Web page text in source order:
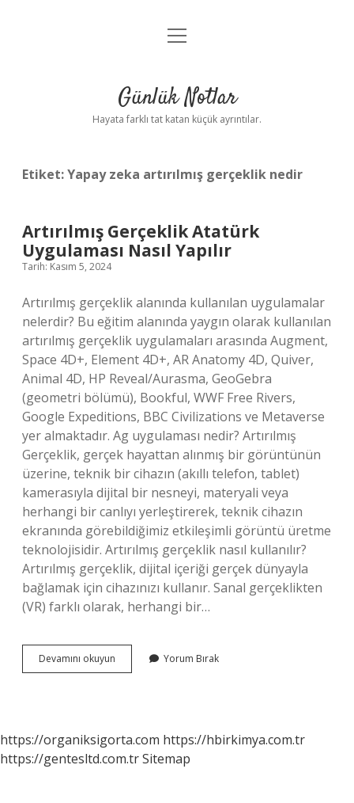
Anasayfa
Yasal Uyarı
menüyü
Günlük Notlar
Hayata farklı tat katan küçük ayrıntılar.
Etiket:Yapay zeka artırılmış gerçeklik nedir
Artırılmış Gerçeklik Atatürk
Uygulaması Nasıl Yapılır
Tarih: Kasım 5, 2024
Artırılmış gerçeklik alanında kullanılan uygulamalar
nelerdir? Bu eğitim alanında yaygın olarak kullanılan
artırılmış gerçeklik uygulamaları arasında Augment,
Space 4D+, Element 4D+, AR Anatomy 4D, Quiver,
Animal 4D, HP Reveal/Aurasma, GeoGebra
(geometri bölümü), Bookful, WWF Free Rivers,
Google Expeditions, BBC Civilizations ve Metaverse
yer almaktadır. Ag uygulaması nedir? Artırılmış
Gerçeklik, gerçek hayattan alınmış bir görüntünün
üzerine, teknik bir cihazın (akıllı telefon, tablet)
kamerasıyla dijital bir nesneyi, materyali veya
herhangi bir canlıyı yerleştirerek, teknik cihazın
ekranında görebildiğimiz etkileşimli görüntü üretme
teknolojisidir. Artırılmış gerçeklik nasıl kullanılır?
Artırılmış gerçeklik, dijital içeriği gerçek dünyayla
bağlamak için cihazınızı kullanır. Sanal gerçeklikten
(VR) farklı olarak, herhangi bir…
Devamını okuyun Artırılmış
Gerçeklik
Yorum Bırak
https://organiksigorta.com https://hbirkimya.com.tr
https://gentesltd.com.trSitemap